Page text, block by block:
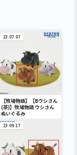
23.07.07
【牧場物語】【Bウシさん
(茶)】牧場物語 ウシさん
ぬいぐるみ
23.09.17